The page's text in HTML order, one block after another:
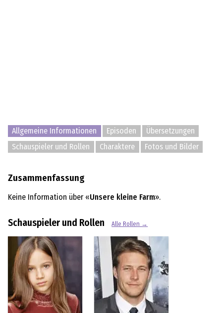
Allgemeine Informationen Episoden
Übersetzungen
Schauspieler und Rollen
Charaktere Fotos und Bilder
Zusammenfassung
Keine Information über «Unsere kleine Farm».
Schauspieler und Rollen Alle Rollen →